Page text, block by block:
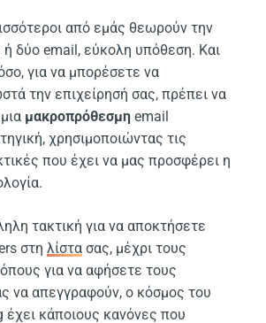
από εμάς θεωρούν την
δύο email, εύκολη υπόθεση. Και
για να μπορέσετε να
την επιχείρησή σας, πρέπει να
μακροπρόθεσμη email
χρησιμοποιώντας τις
που έχει να μας προσφέρει η
τακτική για να αποκτήσετε
στηλίστα σας, μέχρι τους
για να αφήσετε τους
να απεγγραφούν, ο κόσμος του
κάποιους κανόνες που